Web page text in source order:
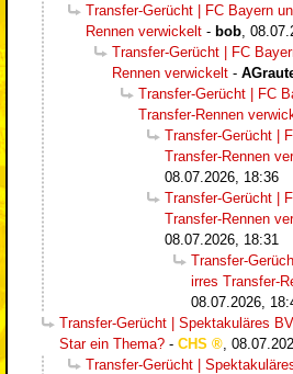
Transfer-Gerücht | FC Bayern
Rennen verwickelt - bob
Transfer-Gerücht | FC
Rennen verwickelt -
Transfer-Gerücht | FC
Transfer-Rennen
Transfer-Gerücht |
Transfer-Rennen
08.07.2026, 18:36
Transfer-Gerücht |
Transfer-Rennen
08.07.2026, 18:31
Transfer-
irres Transfer-
08.07.2026,
Transfer-Gerücht | Spektakuläres
Star ein Thema? - CHS
Transfer-Gerücht |